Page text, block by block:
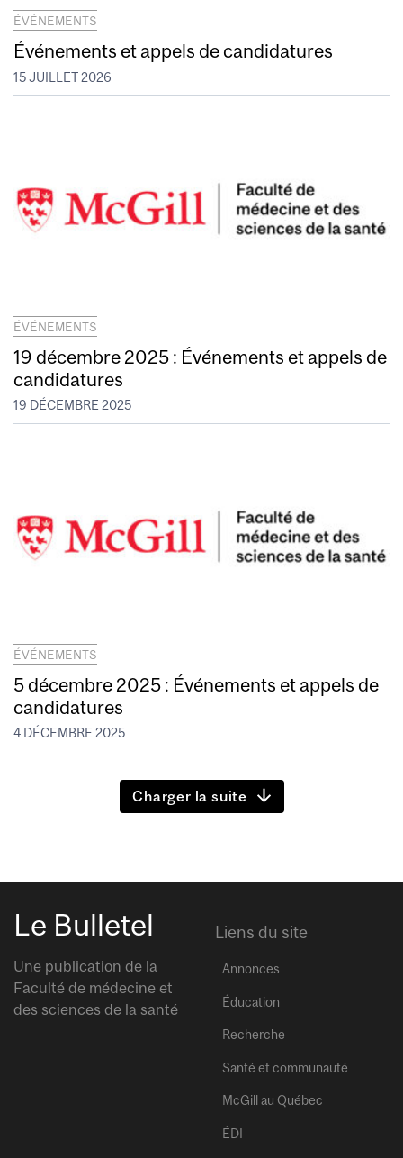
ÉVÉNEMENTS
Événements et appels de candidatures
15 JUILLET 2026
ÉVÉNEMENTS
19 décembre 2025 : Événements et appels de
candidatures
19 DÉCEMBRE 2025
ÉVÉNEMENTS
5 décembre 2025 : Événements et appels de
candidatures
4 DÉCEMBRE 2025
Charger la suite
Le Bulletel
Une publication de la
Faculté de médecine et
des sciences de la santé
Liens du site
Annonces
Éducation
Recherche
Santé et communauté
McGill au Québec
ÉDI